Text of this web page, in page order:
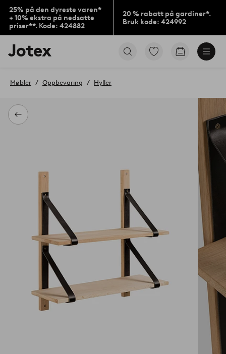
25% på den dyreste varen*
+ 10% ekstra på nedsatte
priser**. Kode: 424882
20 % rabatt på gardiner*.
Bruk kode: 424992
Jotex’
logo
til
Gå
Gå
Tilbake
Møbler Oppbevaring Hyller